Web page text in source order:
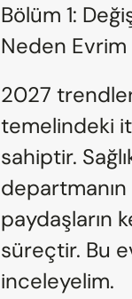
Bölüm 1:
Neden
2027
temelindeki
sahiptir.
paydaşların
süreçtir. Bu
inceleyelim.